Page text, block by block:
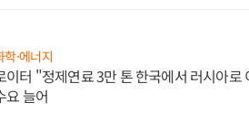
학·에너지
이터 "정제연료 3만 톤 한국에서 러시아로
요 늘어